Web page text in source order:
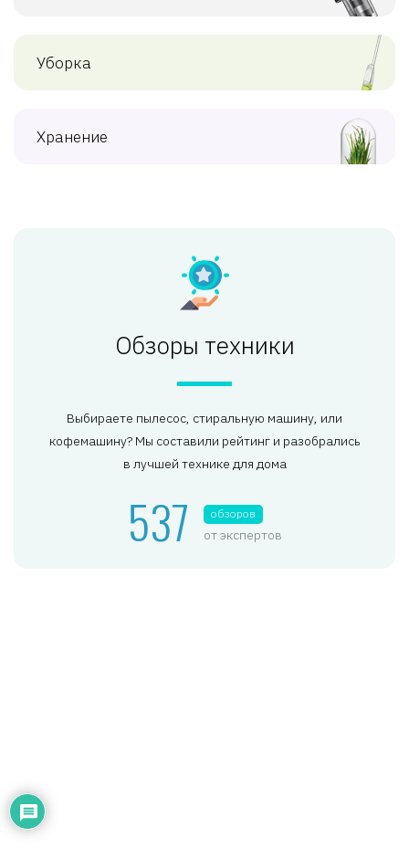
Уборка
Хранение
Обзоры техники
Выбираете пылесос, стиральную машину, или
кофемашину? Мы составили рейтинг и разобрались
в лучшей технике для дома
537 обзоров
от экспертов